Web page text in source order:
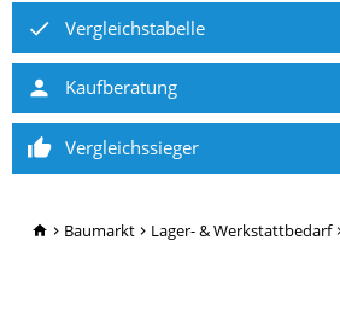
TopRatgeber24.de
Baumarkt Lager- & Werkstattbedarf
Vergleichstabelle
Kaufberatung
Vergleichssieger